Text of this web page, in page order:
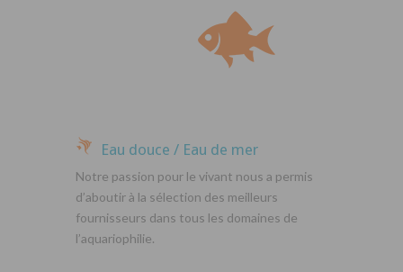
Eau douce / Eau de mer
Notre passion pour le vivant nous a permis
d’aboutir à la sélection des meilleurs
fournisseurs dans tous les domaines de
l’aquariophilie.